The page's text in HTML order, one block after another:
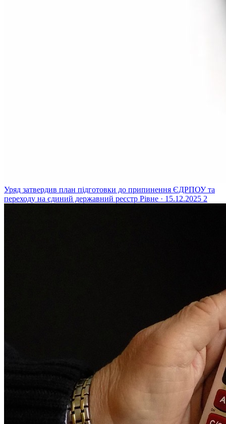
Уряд затвердив план підготовки до припинення ЄДРПОУ та
переходу на єдиний державний реєстр Рівне · 15.12.2025 2